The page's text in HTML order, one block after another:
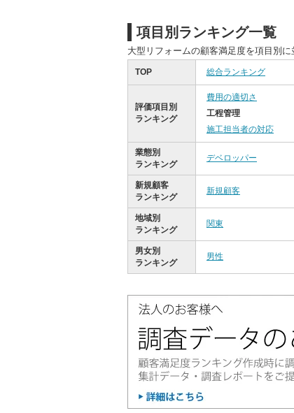
項目別ランキング一覧
大型リフォームの顧客満足度を項目別
TOP 総合ランキング
評価項目別
ランキング
費用の適切さ
工程管理
施工担当者の対応
業態別
ランキング
デベロッパー
新規顧客
ランキング
新規顧客
地域別
ランキング
関東
男女別
ランキング
男性